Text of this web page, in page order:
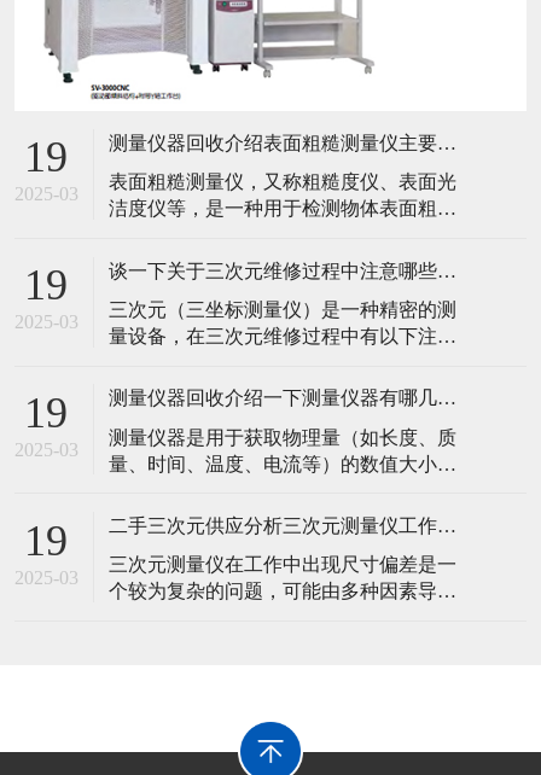
19
2025-03
测量仪器回收介绍表面粗糙测量仪主要工作原理是什么？
​表面粗糙测量仪，又称粗糙度仪、表面光
洁度仪等，是一种用于检测物体表面粗糙
介绍一下表面粗糙测量仪主要工作原理：​
针描法：这是应用为广泛的原理。当触针
直接在工件被测表面上轻轻划过时，由于
被测表面轮廓峰谷起伏，触针将在垂直于
种移动通
19
2025-03
谈一下关于三次元维修过程中注意哪些事项？
​三次元（三坐标测量仪）是一种精密的测
量设备，在三次元维修过程中有以下注意
断电源并确保设备已完全停止运行，以避
造成伤害。同时，对设备进行锁定，防止
其他人员在不知情的情况下启动设备。穿
防护手套
19
2025-03
测量仪器回收介绍一下测量仪器有哪几种分类？
​测量仪器是用于获取物理量（如长度、质
量、时间、温度、电流等）的数值大小的
介绍一下关于它们可以按照被测量的物理
尺、千分尺、激光测距仪。卡尺能够精确
测量物体的长度、内径、外径等尺寸，精
19
2025-03
二手三次元供应分析三次元测量仪工作中出现尺寸偏差原因？
​三次元测量仪在工作中出现尺寸偏差是一
个较为复杂的问题，可能由多种因素导
果标尺本身存在误差，例如标尺的刻度不
准确或者在长期使用后出现磨损，会直接